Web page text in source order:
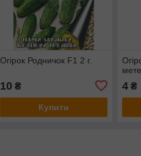
Огірок Родничок F1 2 г.
10 ₴
Купити
4 ₴